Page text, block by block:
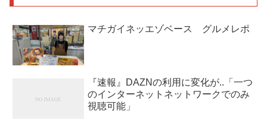
マチガイネッエゾベース グルメレポ
『速報』DAZNの利用に変化が..「一つ
のインターネットネットワークでのみ
視聴可能」